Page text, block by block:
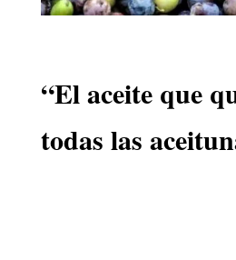
“El aceite que
todas las